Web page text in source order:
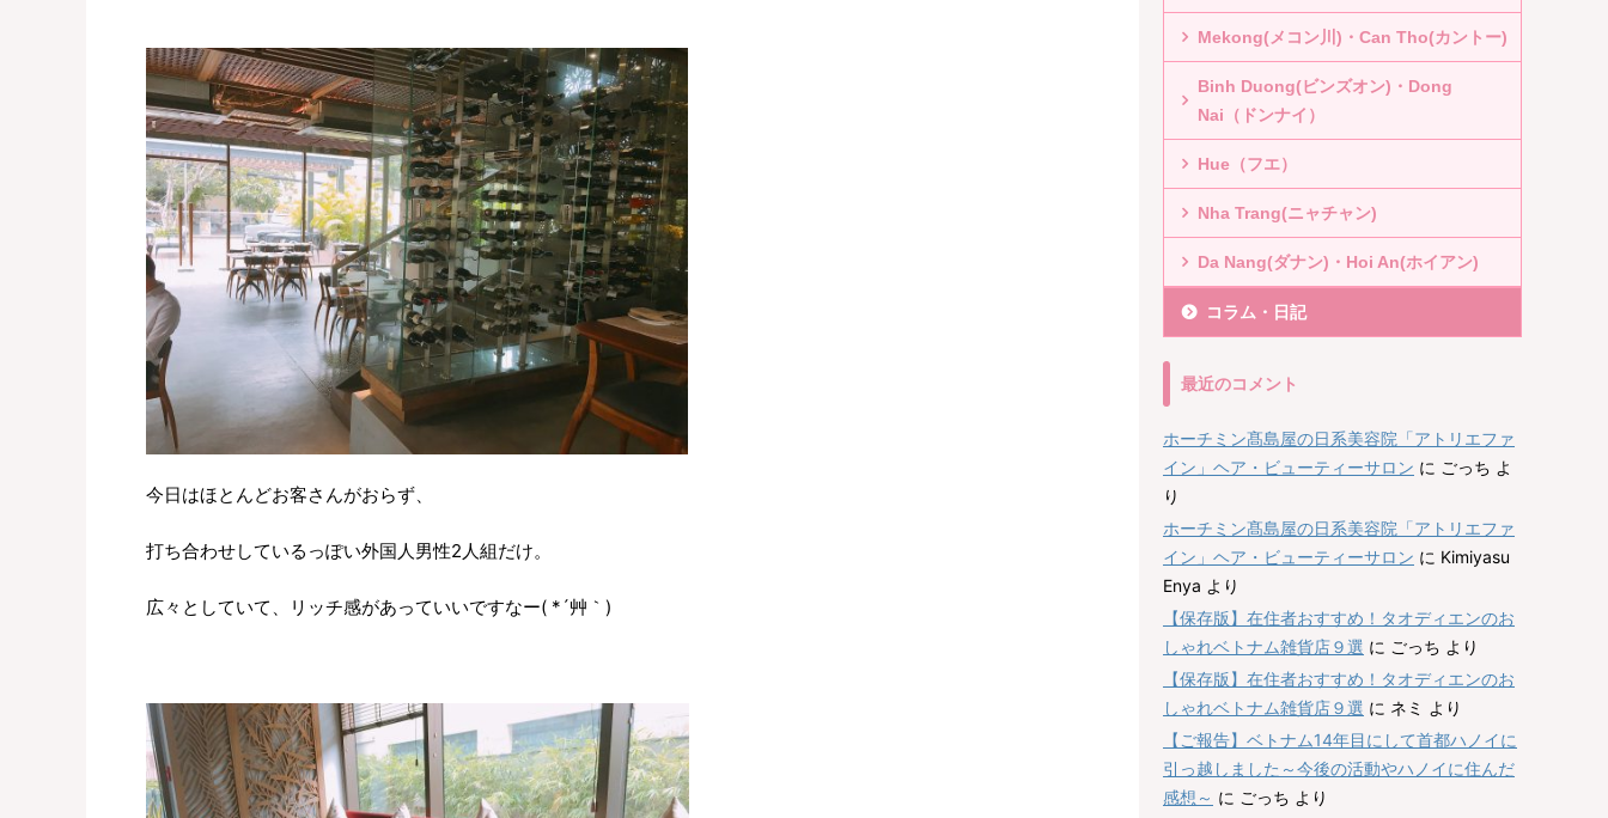
今日はほとんどお客さんがおらず、
打ち合わせしているっぽい外国人男性2人組だけ。
広々としていて、リッチ感があっていいですなー( *´艸｀)
Mekong(メコン川)・Can Tho(カントー)
Binh Duong(ビンズオン)・Dong
Nai（ドンナイ）
Hue（フエ）
Nha Trang(ニャチャン)
Da Nang(ダナン)・Hoi An(ホイアン)
コラム・日記
最近のコメント
ホーチミン髙島屋の日系美容院「アトリエファ
イン」ヘア・ビューティーサロン に ごっち よ
り
ホーチミン髙島屋の日系美容院「アトリエファ
イン」ヘア・ビューティーサロン に Kimiyasu
Enya より
【保存版】在住者おすすめ！タオディエンのお
しゃれベトナム雑貨店９選 に ごっち より
【保存版】在住者おすすめ！タオディエンのお
しゃれベトナム雑貨店９選 に ネミ より
【ご報告】ベトナム14年目にして首都ハノイに
引っ越しました～今後の活動やハノイに住んだ
感想～ に ごっち より